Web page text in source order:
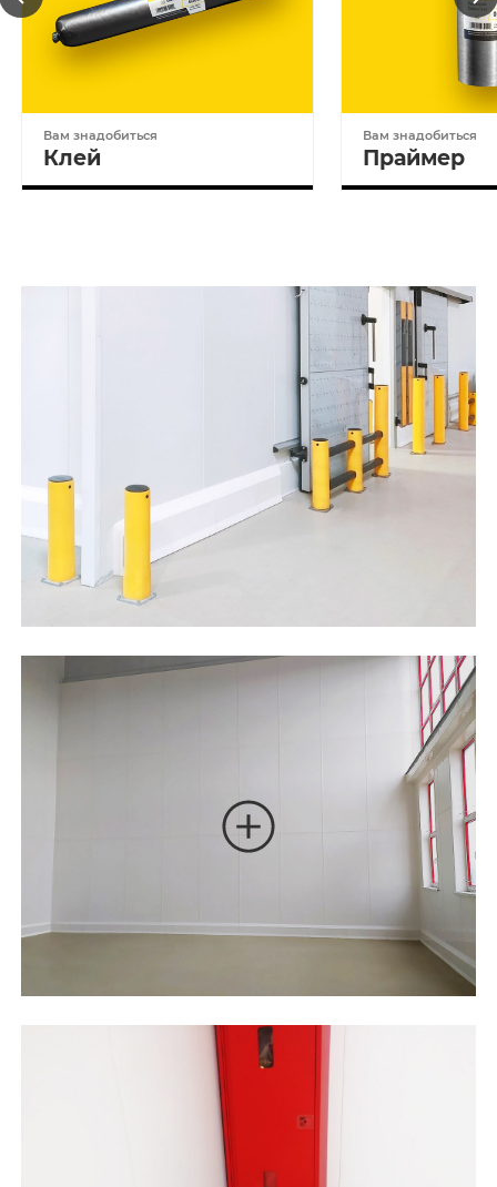
Вам знадобиться
Клей
Вам знадобиться
Праймер